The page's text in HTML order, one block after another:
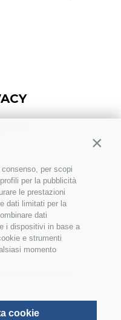
per scopi
per la pubblicità
le prestazioni
dati limitati per la
dati
i dispositivi in base a
e strumenti
momento
cookie